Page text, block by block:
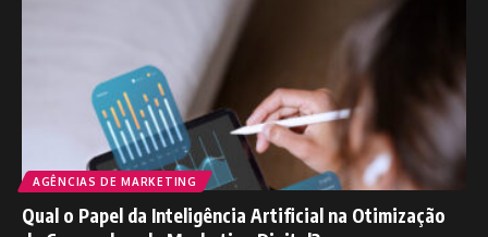
AGÊNCIAS DE MARKETING
Qual o Papel da Inteligência Artificial na Otimização